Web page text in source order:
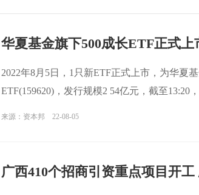
华夏基金旗下500成长ETF正式上
2022年8月5日，1只新ETF正式上市，为华夏
ETF(159620)，发行规模2 54亿元，截至13:20
来源：资本邦 22-08-05
广西410个招商引资重点项目开工